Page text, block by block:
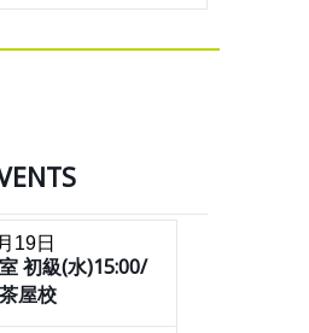
19日
初級(水)15:00/
屋校